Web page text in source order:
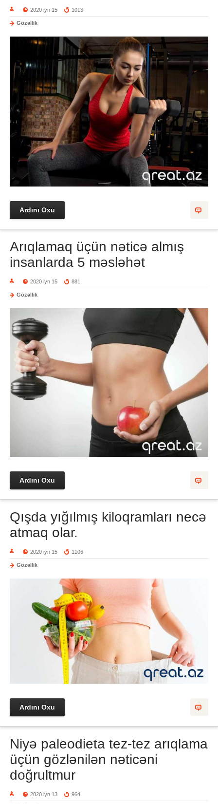
2020 iyn 15 1013
Gözəllik
Ardını Oxu
Arıqlamaq üçün nəticə almış
insanlarda 5 məsləhət
2020 iyn 15 881
Gözəllik
Ardını Oxu
Qışda yığılmış kiloqramları necə
atmaq olar.
2020 iyn 15 1106
Gözəllik
Ardını Oxu
Niyə paleodieta tez-tez arıqlama
üçün gözlənilən nəticəni
doğrultmur
2020 iyn 13 964